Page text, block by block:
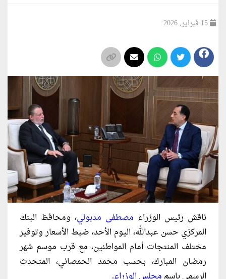
ناقش رئيس الوزراء مصطفى مدبولي، ومحافظ البنك
المركزي حسن عبدالله، اليوم الأحد، ضبط الأسعار وتوفير
مختلف المنتجات أمام المواطنين، مع قرب موسم شهر
رمضان المبارك، بحسب محمد الحمصاني، المتحدث